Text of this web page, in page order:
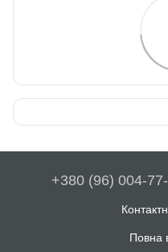
+380 (96) 004-
Повна